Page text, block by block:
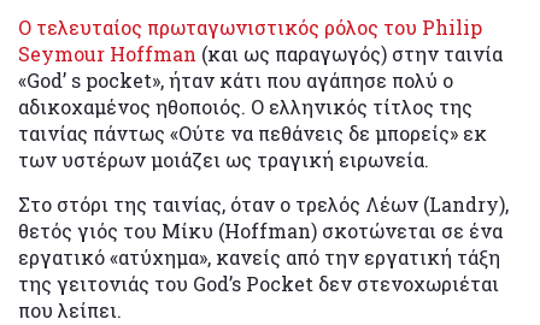
Ο τελευταίος πρωταγωνιστικός ρόλος του Philip
Seymour Hoffman (και ως παραγωγός) στην ταινία
«God’ s pocket», ήταν κάτι που αγάπησε πολύ ο
αδικοχαμένος ηθοποιός. Ο ελληνικός τίτλος της
ταινίας πάντως «Ούτε να πεθάνεις δε μπορείς» εκ
των υστέρων μοιάζει ως τραγική ειρωνεία.
Στο στόρι της ταινίας, όταν ο τρελός Λέων (Landry),
θετός γιός του Μίκυ (Hoffman) σκοτώνεται σε ένα
εργατικό «ατύχημα», κανείς από την εργατική τάξη
της γειτονιάς του God’s Pocket δεν στενοχωριέται
που λείπει.